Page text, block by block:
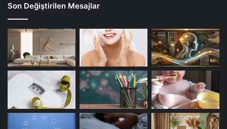
Son Değiştirilen Mesajlar